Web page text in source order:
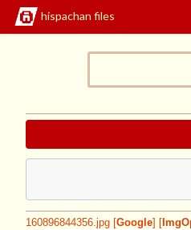
hispachan files
160896844356.jpg Google